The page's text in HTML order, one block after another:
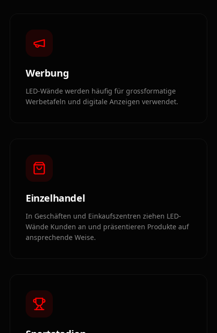
Werbung
LED-Wände werden häufig für grossformatige
Werbetafeln und digitale Anzeigen verwendet.
Einzelhandel
In Geschäften und Einkaufszentren ziehen LED-
Wände Kunden an und präsentieren Produkte auf
ansprechende Weise.